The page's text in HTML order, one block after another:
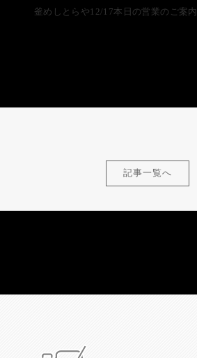
釜めしとらや12/17本日の営業のご案内
記事一覧へ